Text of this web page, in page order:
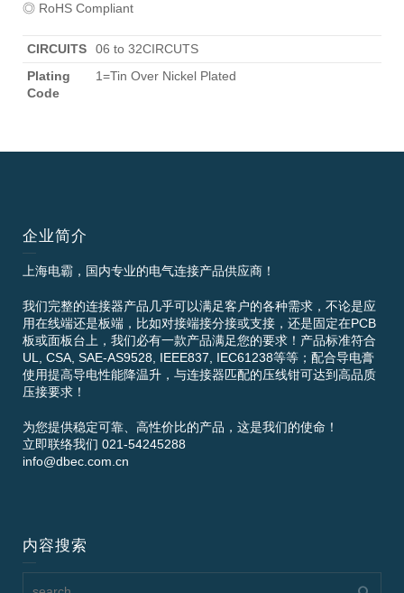
◎ RoHS Compliant
CIRCUITS
06 to 32CIRCUTS
Plating
Code
1=Tin Over Nickel Plated
企业简介
上海电霸，国内专业的电气连接产品供应商！
我们完整的连接器产品几乎可以满足客户的各种需求，不论是应
用在线端还是板端，比如对接端接分接或支接，还是固定在PCB
板或面板台上，我们必有一款产品满足您的要求！产品标准符合
UL, CSA, SAE-AS9528, IEEE837, IEC61238等等；配合导电膏
使用提高导电性能降温升，与连接器匹配的压线钳可达到高品质
压接要求！
为您提供稳定可靠、高性价比的产品，这是我们的使命！
立即联络我们 021-54245288
info@dbec.com.cn
内容搜索